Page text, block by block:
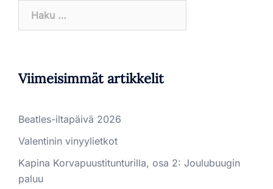
Viimeisimmät artikkelit
Beatles-iltapäivä 2026
Valentinin vinyylietkot
Kapina Korvapuustitunturilla, osa 2: Joulubuugin
paluu